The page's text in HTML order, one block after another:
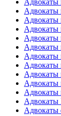
Адвокаты
Адвокаты
Адвокаты
Адвокаты
Адвокаты
Адвокаты
Адвокаты
Адвокаты
Адвокаты
Адвокаты
Адвокаты
Адвокаты